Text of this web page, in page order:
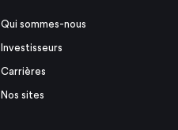
Qui sommes-nous
Investisseurs
Carrières
Nos sites